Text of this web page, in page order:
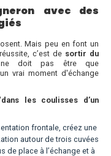
avec des
Mais peu en font un
c’est de sortir du
ne doit pas être que
vrai moment d'échange
les coulisses d’un
frontale, créez une
autour de trois cuvées
de place à l’échange et à